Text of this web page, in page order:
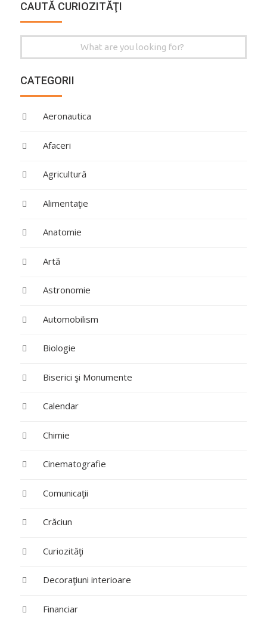
CAUTĂ CURIOZITĂŢI
Search
CATEGORII
Aeronautica
Afaceri
Agricultură
Alimentaţie
Anatomie
Artă
Astronomie
Automobilism
Biologie
Biserici şi Monumente
Calendar
Chimie
Cinematografie
Comunicaţii
Crăciun
Curiozităţi
Decoraţiuni interioare
Financiar